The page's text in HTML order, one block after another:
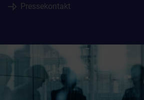
Pressekontakt